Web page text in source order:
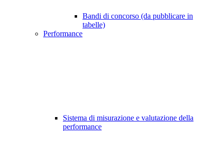
Bandi di concorso (da pubblicare in
tabelle)
Performance
Sistema di misurazione e valutazione della
performance